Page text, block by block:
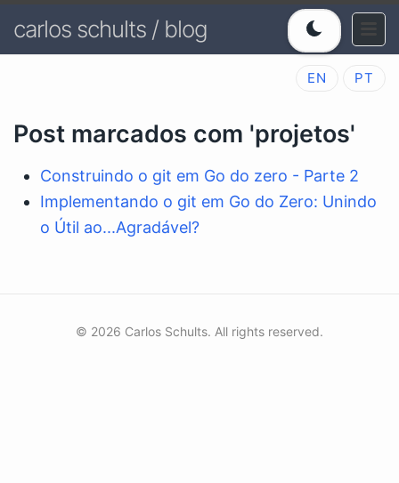
carlos schults / blog
EN PT
Post marcados com 'projetos'
Construindo o git em Go do zero - Parte 2
Implementando o git em Go do Zero: Unindo
o Útil ao...Agradável?
© 2026 Carlos Schults. All rights reserved.